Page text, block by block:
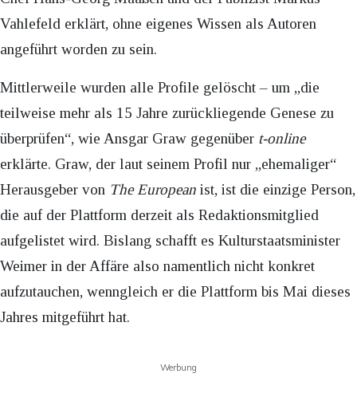
Vahlefeld erklärt, ohne eigenes Wissen als Autoren
angeführt worden zu sein.
Mittlerweile wurden alle Profile gelöscht – um „die
teilweise mehr als 15 Jahre zurückliegende Genese zu
überprüfen“, wie Ansgar Graw gegenüber t-online
erklärte. Graw, der laut seinem Profil nur „ehemaliger“
Herausgeber von The European ist, ist die einzige Person,
die auf der Plattform derzeit als Redaktionsmitglied
aufgelistet wird. Bislang schafft es Kulturstaatsminister
Weimer in der Affäre also namentlich nicht konkret
aufzutauchen, wenngleich er die Plattform bis Mai dieses
Jahres mitgeführt hat.
Werbung